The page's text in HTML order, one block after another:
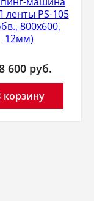
ленты PS-105
800х600,
12мм)
600 руб.
корзину